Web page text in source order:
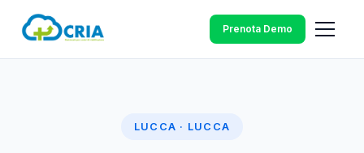
Prenota Demo
LUCCA · LUCCA